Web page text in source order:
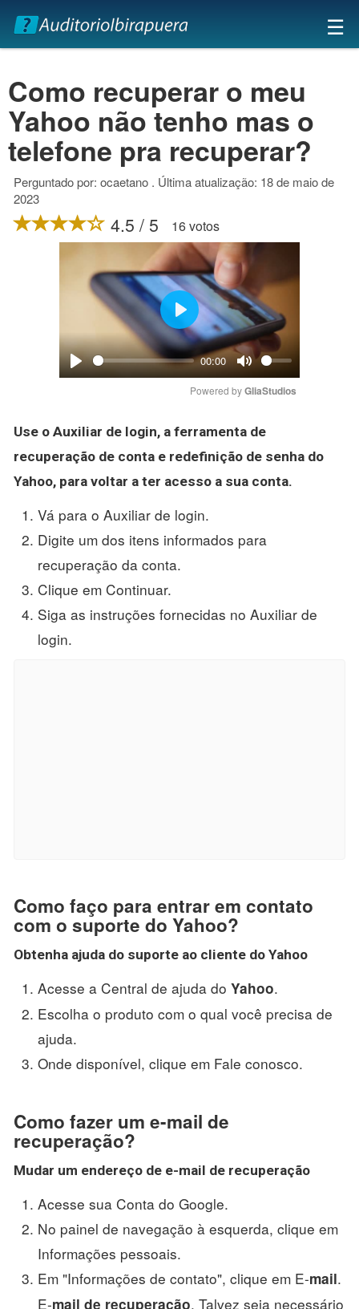
×
☰
Como recuperar o meu
Yahoo não tenho mas o
telefone pra recuperar?
Perguntado por: ocaetano . Última atualização: 18 de maio de
2023
4.5 / 5 16 votos
Play
00:00
Mute
Play
Powered by GliaStudios
Use o Auxiliar de login, a ferramenta de
recuperação de conta e redefinição de senha do
Yahoo, para voltar a ter acesso a sua conta.
Vá para o Auxiliar de login.
Digite um dos itens informados para
recuperação da conta.
Clique em Continuar.
Siga as instruções fornecidas no Auxiliar de
login.
Como faço para entrar em contato
com o suporte do Yahoo?
Obtenha ajuda do suporte ao cliente do Yahoo
Acesse a Central de ajuda do Yahoo.
Escolha o produto com o qual você precisa de
ajuda.
Onde disponível, clique em Fale conosco.
Como fazer um e-mail de
recuperação?
Mudar um endereço de e-mail de recuperação
Acesse sua Conta do Google.
No painel de navegação à esquerda, clique em
Informações pessoais.
Em "Informações de contato", clique em E-mail.
E-mail de recuperação. Talvez seja necessário